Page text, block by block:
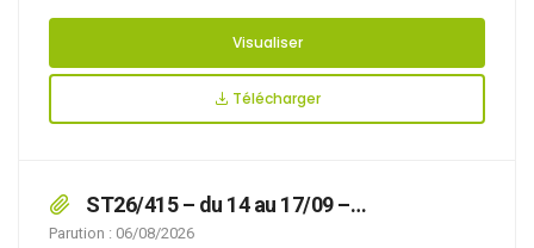
Colonne
Visualiser
Télécharger
ST26/415 – du 14 au 17/09 –
déménagement – stationnement interdit au 34
Parution : 06/08/2026